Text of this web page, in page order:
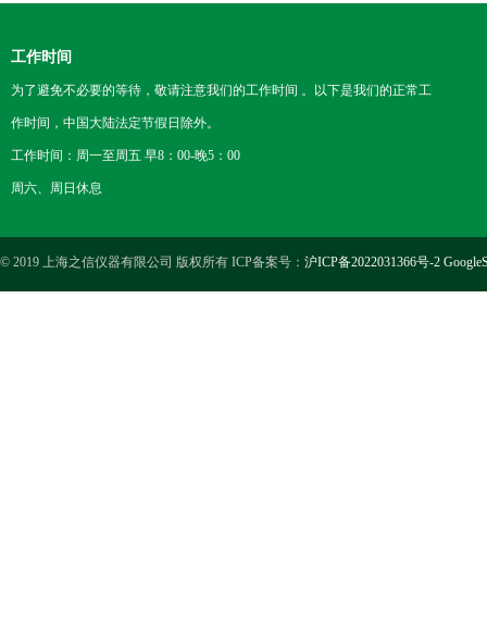
工作时间
为了避免不必要的等待，敬请注意我们的工作时间 。以下是我们的正常工
作时间，中国大陆法定节假日除外。
工作时间：周一至周五 早8：00-晚5：00
周六、周日休息
© 2019 上海之信仪器有限公司 版权所有 ICP备案号： 沪ICP备2022031366号-2